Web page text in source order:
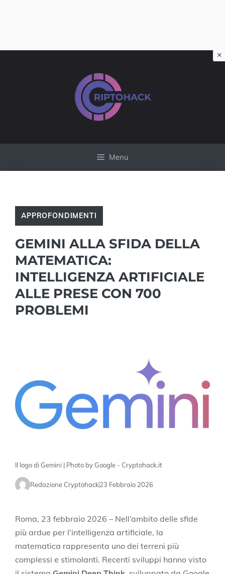
Menu
APPROFONDIMENTI
GEMINI ALLA SFIDA DELLA
MATEMATICA:
INTELLIGENZA ARTIFICIALE
ALLE PRESE CON 700
PROBLEMI
Il logo di Gemini | Photo by Google - Cryptohack.it
Redazione Cryptohack23 Febbraio 2026
Roma, 23 febbraio 2026 – Nell’ambito delle sfide
più ardue per l’intelligenza artificiale, la
matematica rappresenta uno dei terreni più
complessi e stimolanti. Recenti sviluppi hanno visto
×